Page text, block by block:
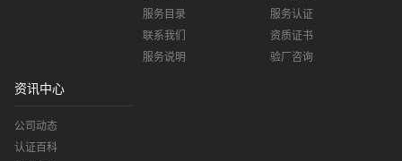
服务目录
联系我们
服务说明
服务认证
资质证书
验厂咨询
资讯中心
公司动态
认证百科